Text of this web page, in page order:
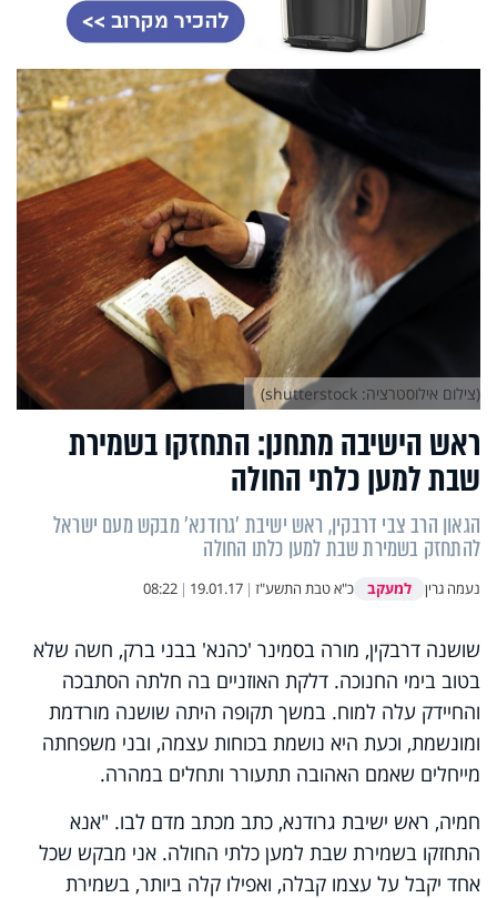
ראש הישיבה מתחנן: התחזקו בשמירת
שבת למען כלתי החולה
הגאון הרב צבי דרבקין, ראש ישיבת 'גרודנא' מבקש מעם ישראל
להתחזק בשמירת שבת למען כלתו החולה
נעמה גרין למעקב כ"א טבת התשע"ז |
19.01.17
|
08:22
(צילום אילוסטרציה: shutterstock)
שושנה דרבקין, מורה בסמינר 'כהנא' בבני ברק, חשה שלא
בטוב בימי החנוכה. דלקת האוזניים בה חלתה הסתבכה
והחיידק עלה למוח. במשך תקופה היתה שושנה מורדמת
ומונשמת, וכעת היא נושמת בכוחות עצמה, ובני משפחתה
מייחלים שאמם האהובה תתעורר ותחלים במהרה.
חמיה, ראש ישיבת גרודנא, כתב מכתב מדם לבו. "אנא
התחזקו בשמירת שבת למען כלתי החולה. אני מבקש שכל
אחד יקבל על עצמו קבלה, ואפילו קלה ביותר, בשמירת